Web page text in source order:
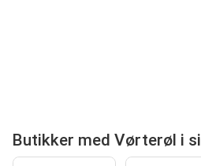
Butikker med Vørterøl i